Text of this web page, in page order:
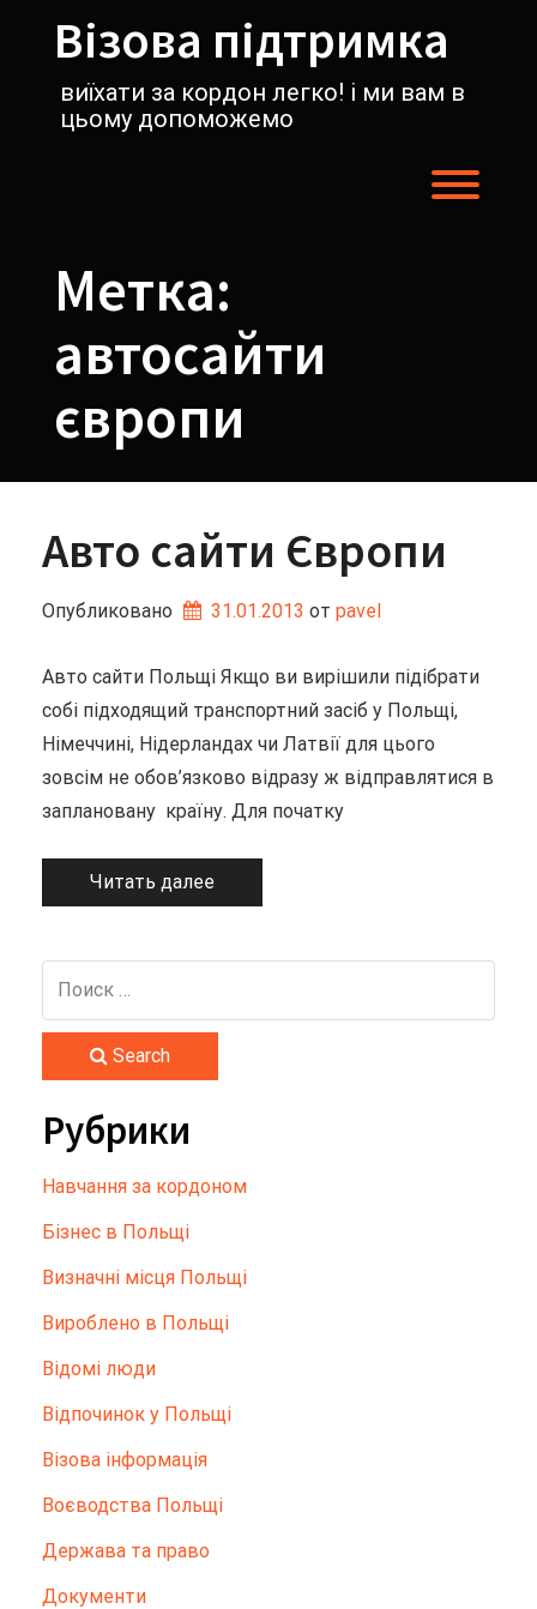
содержимомуВізова підтримка
виїхати за кордон легко! і ми вам в
цьому допоможемо
Метка:
автосайти
європи
Авто сайти Європи
Опубликовано 31.01.2013 от pavel
Авто сайти Польщі Якщо ви вирішили підібрати
собі підходящий транспортний засіб у Польщі,
Німеччині, Нідерландах чи Латвії для цього
зовсім не обов’язково відразу ж відправлятися в
заплановану країну. Для початку
Читать далее
Search
Рубрики
Hавчання за кордоном
Бізнес в Польщі
Визначні місця Польщі
Вироблено в Польщі
Відомі люди
Відпочинок у Польщі
Візова інформація
Воєводства Польщі
Держава та право
Документи